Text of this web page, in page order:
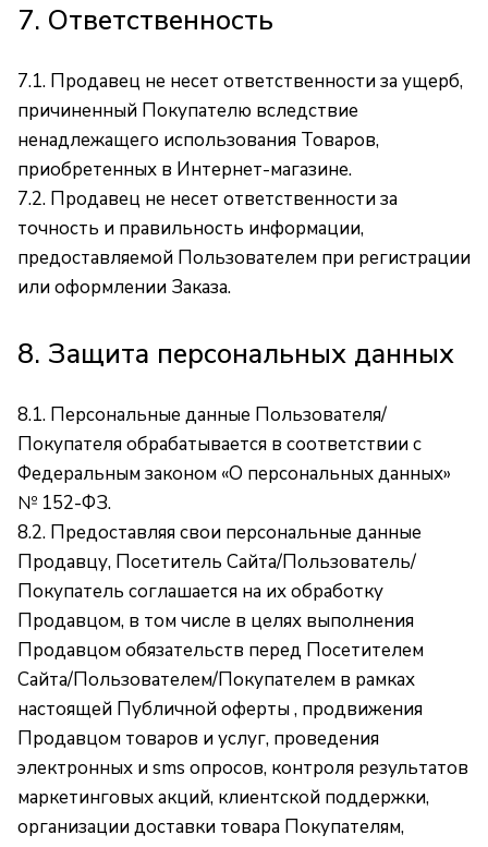
7. Ответственность
7.1. Продавец не несет ответственности за ущерб,
причиненный Покупателю вследствие
ненадлежащего использования Товаров,
приобретенных в Интернет-магазине.
7.2. Продавец не несет ответственности за
точность и правильность информации,
предоставляемой Пользователем при регистрации
или оформлении Заказа.
8. Защита персональных данных
8.1. Персональные данные Пользователя/
Покупателя обрабатывается в соответствии с
Федеральным законом «О персональных данных»
№ 152-ФЗ.
8.2. Предоставляя свои персональные данные
Продавцу, Посетитель Сайта/Пользователь/
Покупатель соглашается на их обработку
Продавцом, в том числе в целях выполнения
Продавцом обязательств перед Посетителем
Сайта/Пользователем/Покупателем в рамках
настоящей Публичной оферты , продвижения
Продавцом товаров и услуг, проведения
электронных и sms опросов, контроля результатов
маркетинговых акций, клиентской поддержки,
организации доставки товара Покупателям,